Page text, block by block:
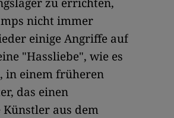
nicht immer
einige Angriffe auf
"Hassliebe", wie es
in einem früheren
das einen
aus dem